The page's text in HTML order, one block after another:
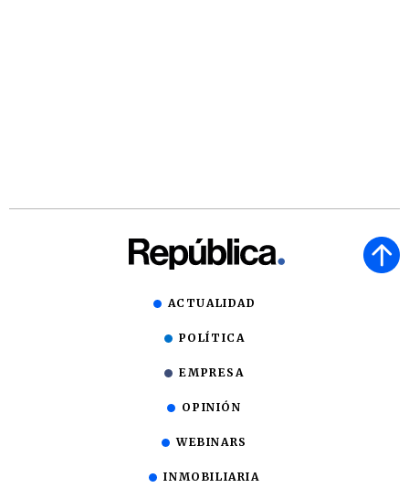
ACTUALIDAD
POLÍTICA
EMPRESA
OPINIÓN
WEBINARS
INMOBILIARIA